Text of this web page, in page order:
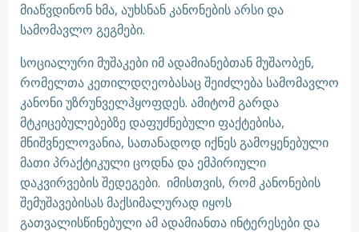
მიაწვდინონ ხმა, აუხსნან კანონების არსი და
სამომავლო გეგმები.
სოციალური მუშაკები იმ ადამიანებთან მუშაობენ,
რომელთა კეთილდღეობასაც შეიძლება სამომავლო
კანონი უზრუნველჰყოფდეს. ამიტომ გარდა
მტკიცებულებებზე დაფუძნებული ფაქტებისა,
მნიშვნელოვანია, სათანადოდ იქნეს გამოყენებული
მათი პრაქტიკული ცოდნა და ემპირიული
დაკვირვების შედეგები. იმისთვის, რომ კანონების
შემუშავებისას მაქსიმალურად იყოს
გათვალისწინებული ამ ადამიანთა ინტერესები და